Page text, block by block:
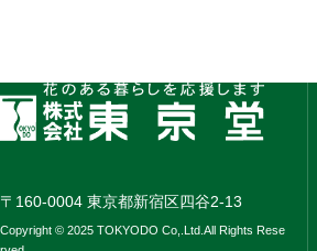
〒160-0004 東京都新宿区四谷2-13
Copyright © 2025 TOKYODO Co,.Ltd.All Rights Rese